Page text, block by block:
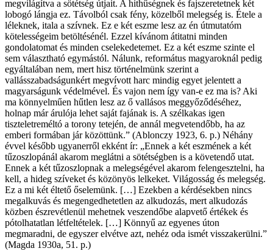
megvilágítva a sötétség útjait. A hithűségnek és fajszeretetnek két
lobogó lángja ez. Távolból csak fény, közelből melegség is. Étele a
léleknek, itala a szívnek. Ez e két eszme lesz az én útmutatóm
kötelességeim betöltésénél. Ezzel kívánom átitatni minden
gondolatomat és minden cselekedetemet. Ez a két eszme szinte el
sem választható egymástól. Nálunk, református magyaroknál pedig
egyáltalában nem, mert hisz történelmünk szerint a
vallásszabadságunkért megvívott harc mindig egyet jelentett a
magyarságunk védelmével. És vajon nem így van-e ez ma is? Aki
ma könnyelműen hűtlen lesz az ő vallásos meggyőződéséhez,
holnap már árulója lehet saját fajának is. A szélkakas igen
tiszteletreméltó a torony tetején, de annál megvetendőbb, ha az
emberi formában jár közöttünk.” (Ablonczy 1923, 6. p.) Néhány
évvel később ugyanerről ekként ír: „Ennek a két eszmének a két
tűzoszlopánál akarom meglátni a sötétségben is a követendő utat.
Ennek a két tűzoszlopnak a melegségével akarom felengesztelni, ha
kell, a hideg szíveket és közönyös lelkeket. Világosság és melegség.
Ez a mi két éltető őselemünk. […] Ezekben a kérdésekben nincs
megalkuvás és megengedhetetlen az alkudozás, mert alkudozás
közben észrevétlenül mehetnek veszendőbe alapvető értékek és
pótolhatatlan létfeltételek. […] Könnyű az egyenes úton
megmaradni, de egyszer elvétve azt, nehéz oda ismét visszakerülni.”
(Magda 1930a, 51. p.)